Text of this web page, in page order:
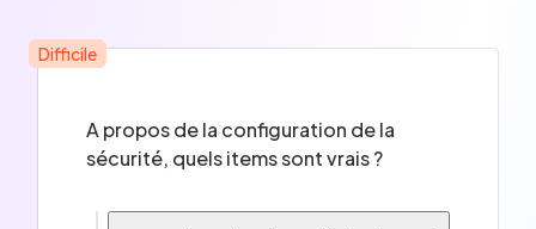
Difficile
A propos de la configuration de la
sécurité, quels items sont vrais ?